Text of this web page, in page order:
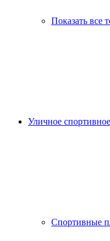
Показать все
Уличное
Спортивные